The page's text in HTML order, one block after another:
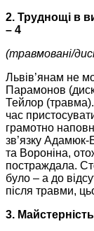
2. Труднощі в
– 4
(травмовані/
Львів’янам не
Парамонов
Тейлор
час
грамотно
зв’язку Адамюк-
та Вороніна,
постраждала.
було – а до
після травми,
3.